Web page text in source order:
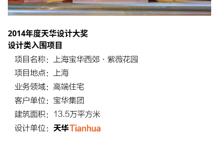
2014年度天华设计大奖
设计类入围项目